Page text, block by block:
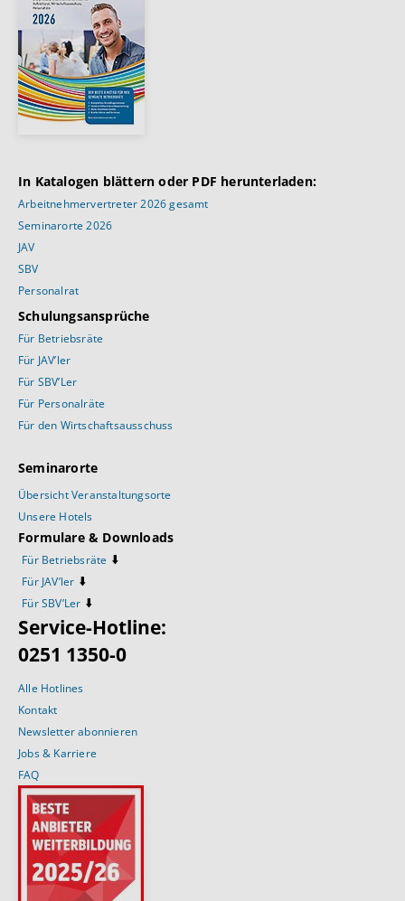
In Katalogen blättern oder PDF herunterladen:
Arbeitnehmervertreter 2026 gesamt
Seminarorte 2026
JAV
SBV
Personalrat
Schulungsansprüche
Für Betriebsräte
Für JAV’ler
Für SBV’Ler
Für Personalräte
Für den Wirtschaftsausschuss
Seminarorte
Übersicht Veranstaltungsorte
Unsere Hotels
Formulare & Downloads
Für Betriebsräte ⬇️
Für JAV’ler ⬇️
Für SBV’Ler ⬇️
Service-Hotline:
0251 1350-0
Alle Hotlines
Kontakt
Newsletter abonnieren
Jobs & Karriere
FAQ